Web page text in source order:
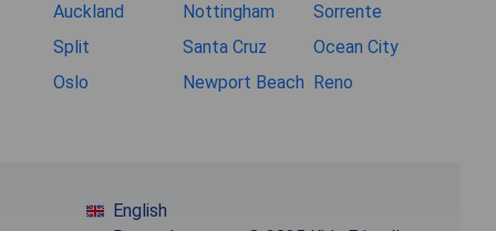
Auckland
Nottingham
Sorrente
Split
Santa Cruz
Ocean City
Oslo
Newport Beach Reno
English